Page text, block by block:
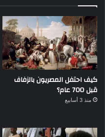
كيف احتفل المصريون بالزفاف
قبل 700 عام؟
منذ 3 أسابيع